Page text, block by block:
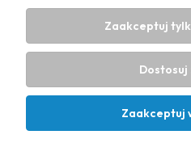
Hurtownia materiałów
50e, 44-100 Gliwice,
Projekt i
Zaakceptuj
Dostosuj
Zaakceptuj